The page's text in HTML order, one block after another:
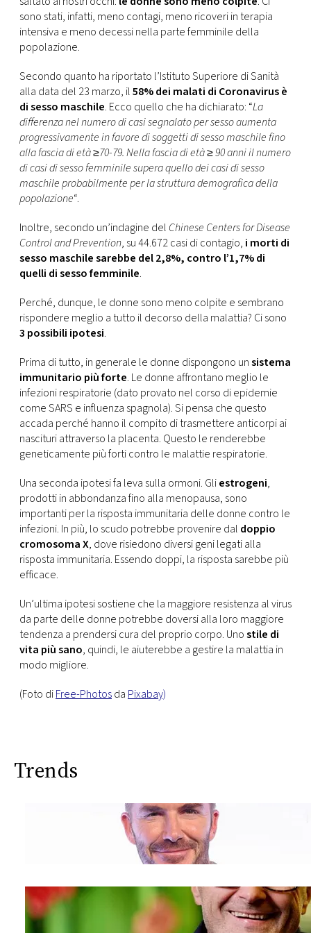
CONSIGLIA
sono stati, infatti, meno contagi, meno ricoveri in terapia
intensiva e meno decessi nella parte femminile della
popolazione.
Secondo quanto ha riportato l’Istituto Superiore di Sanità
alla data del 23 marzo, il58% dei malati di Coronavirus è
di sesso maschile. Ecco quello che ha dichiarato: “La
differenza nel numero di casi segnalato per sesso aumenta
progressivamente in favore di soggetti di sesso maschile fino
alla fascia di età ≥70-79. Nella fascia di età ≥ 90 anni il numero
di casi di sesso femminile supera quello dei casi di sesso
maschile probabilmente per la struttura demografica della
popolazione“.
Inoltre, secondo un’indagine del Chinese Centers for Disease
Control and Prevention, su 44.672 casi di contagio, i morti di
sesso maschile sarebbe del 2,8%, contro l’1,7% di
quelli di sesso femminile.
Perché, dunque, le donne sono meno colpite e sembrano
rispondere meglio a tutto il decorso della malattia? Ci sono
3 possibili ipotesi.
Prima di tutto, in generale le donne dispongono unsistema
immunitario più forte. Le donne affrontano meglio le
infezioni respiratorie (dato provato nel corso di epidemie
come SARS e influenza spagnola). Si pensa che questo
accada perché hanno il compito di trasmettere anticorpi ai
nascituri attraverso la placenta. Questo le renderebbe
geneticamente più forti contro le malattie respiratorie.
Una seconda ipotesi fa leva sulla ormoni. Gliestrogeni,
prodotti in abbondanza fino alla menopausa, sono
importanti per la risposta immunitaria delle donne contro le
infezioni. In più, lo scudo potrebbe provenire dal doppio
cromosoma X, dove risiedono diversi geni legati alla
risposta immunitaria. Essendo doppi, la risposta sarebbe più
efficace.
Un’ultima ipotesi sostiene che la maggiore resistenza al virus
da parte delle donne potrebbe doversi alla loro maggiore
tendenza a prendersi cura del proprio corpo. Unostile di
vita più sano, quindi, le aiuterebbe a gestire la malattia in
modo migliore.
(Foto diFree-Photosda Pixabay)
Trends